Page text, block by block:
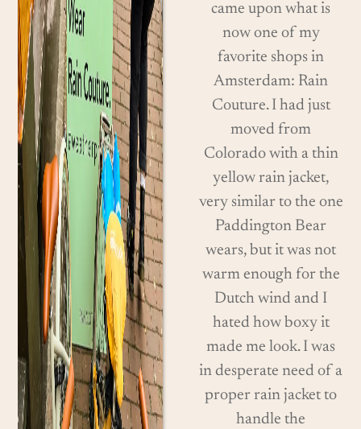
came upon what is
now one of my
favorite shops in
Amsterdam: Rain
Couture. I had just
moved from
Colorado with a thin
yellow rain jacket,
very similar to the one
Paddington Bear
wears, but it was not
warm enough for the
Dutch wind and I
hated how boxy it
made me look. I was
in desperate need of a
proper rain jacket to
handle the